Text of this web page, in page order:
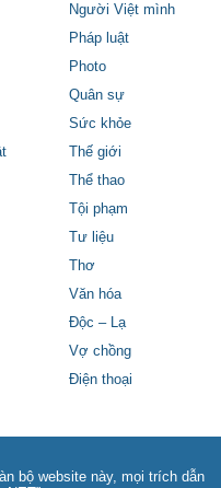
Người Việt mình
Pháp luật
Photo
Quân sự
Sức khỏe
Thế giới
Thể thao
Tội phạm
Tư liệu
Thơ
Văn hóa
Độc – Lạ
Vợ chồng
Điện thoại
bộ website này, mọi trích dẫn